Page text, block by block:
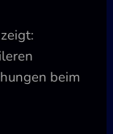
zeigt:
beim